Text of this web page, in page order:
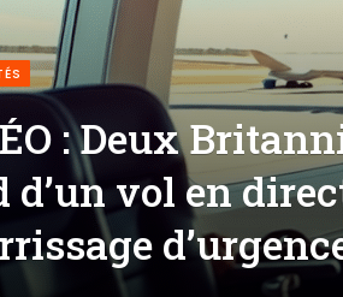
: Deux
d’un vol en